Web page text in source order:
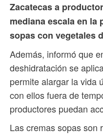
Zacatecas a
mediana escala en la
sopas con vegetales
Además, informó que
deshidratación se
permite alargar la vida
con ellos fuera de
productores puedan
Las cremas sopas son